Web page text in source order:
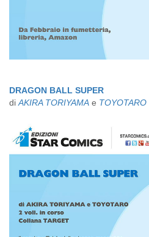
DRAGON BALL SUPER
diAKIRA TORIYAMA e TOYOTARO